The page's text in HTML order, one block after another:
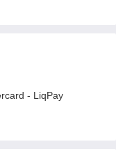
- LiqPay